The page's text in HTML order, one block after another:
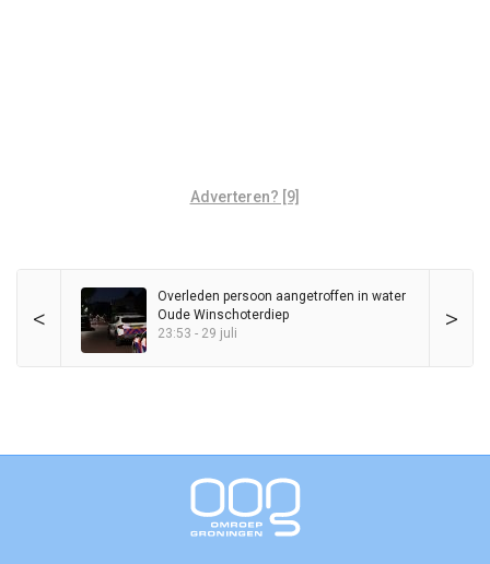
Adverteren? [9]
< >
Overleden persoon aangetroffen in water
Oude Winschoterdiep
23:53 - 29 juli